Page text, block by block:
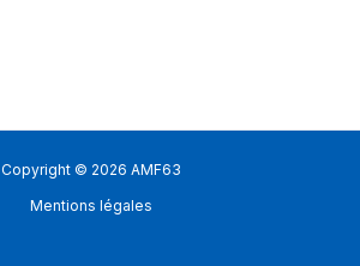
Copyright © 2026 AMF63
Mentions légales